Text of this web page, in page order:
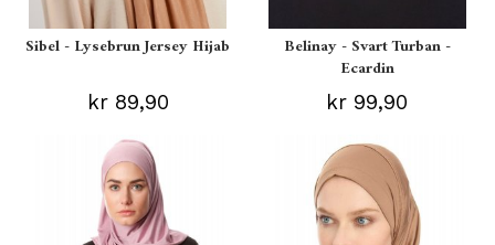
Sibel - Lysebrun Jersey Hijab
kr 89,90
Belinay - Svart Turban -
Ecardin
kr 99,90